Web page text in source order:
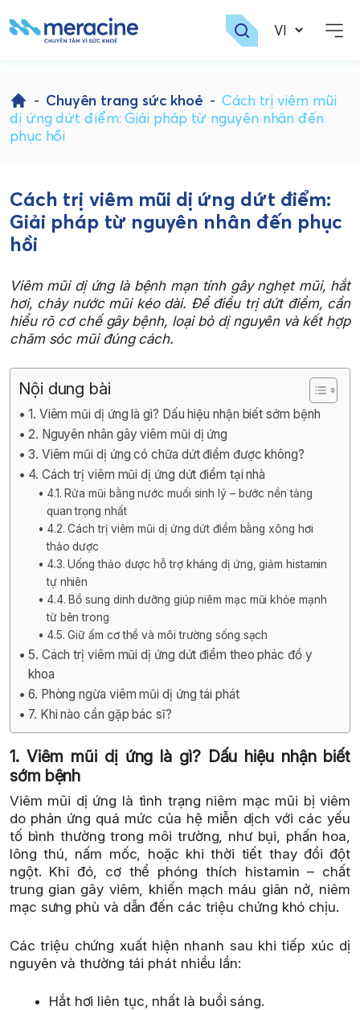
to
content
- Chuyên trang sức khoẻ - Cách trị viêm mũi
dị ứng dứt điểm: Giải pháp từ nguyên nhân đến
phục hồi
Cách trị viêm mũi dị ứng dứt điểm:
Giải pháp từ nguyên nhân đến phục
hồi
Viêm mũi dị ứng là bệnh mạn tính gây nghẹt mũi, hắt
hơi, chảy nước mũi kéo dài. Để điều trị dứt điểm, cần
hiểu rõ cơ chế gây bệnh, loại bỏ dị nguyên và kết hợp
chăm sóc mũi đúng cách.
Nội dung bài
1. Viêm mũi dị ứng là gì? Dấu hiệu nhận biết sớm bệnh
2. Nguyên nhân gây viêm mũi dị ứng
3. Viêm mũi dị ứng có chữa dứt điểm được không?
4. Cách trị viêm mũi dị ứng dứt điểm tại nhà
4.1. Rửa mũi bằng nước muối sinh lý – bước nền tảng
quan trọng nhất
4.2. Cách trị viêm mũi dị ứng dứt điểm bằng xông hơi
thảo dược
4.3. Uống thảo dược hỗ trợ kháng dị ứng, giảm histamin
tự nhiên
4.4. Bổ sung dinh dưỡng giúp niêm mạc mũi khỏe mạnh
từ bên trong
4.5. Giữ ấm cơ thể và môi trường sống sạch
5. Cách trị viêm mũi dị ứng dứt điểm theo phác đồ y
khoa
6. Phòng ngừa viêm mũi dị ứng tái phát
7. Khi nào cần gặp bác sĩ?
1. Viêm mũi dị ứng là gì? Dấu hiệu nhận biết
sớm bệnh
Viêm mũi dị ứng là tình trạng niêm mạc mũi bị viêm
do phản ứng quá mức của hệ miễn dịch với các yếu
tố bình thường trong môi trường, như bụi, phấn hoa,
lông thú, nấm mốc, hoặc khi thời tiết thay đổi đột
ngột. Khi đó, cơ thể phóng thích histamin – chất
trung gian gây viêm, khiến mạch máu giãn nở, niêm
mạc sưng phù và dẫn đến các triệu chứng khó chịu.
Các triệu chứng xuất hiện nhanh sau khi tiếp xúc dị
nguyên và thường tái phát nhiều lần:
Hắt hơi liên tục, nhất là buổi sáng.